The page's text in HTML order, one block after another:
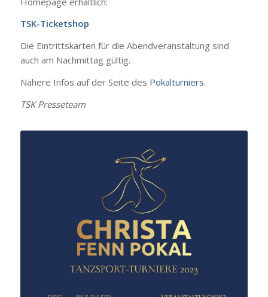
TSK-Ticketshop
Die Eintrittskarten für die Abendveranstaltung sind
auch am Nachmittag gültig.
Nähere Infos auf der Seite des Pokalturniers.
TSK Presseteam